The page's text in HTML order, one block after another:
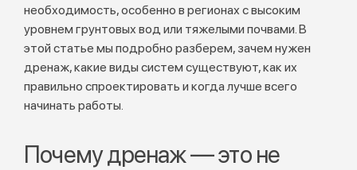
необходимость, особенно в регионах с высоким
уровнем грунтовых вод или тяжелыми почвами. В
этой статье мы подробно разберем, зачем нужен
дренаж, какие виды систем существуют, как их
правильно спроектировать и когда лучше всего
начинать работы.
Почему дренаж — это не